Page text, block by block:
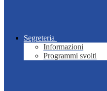
Segreteria
Informazioni
Programmi svolti